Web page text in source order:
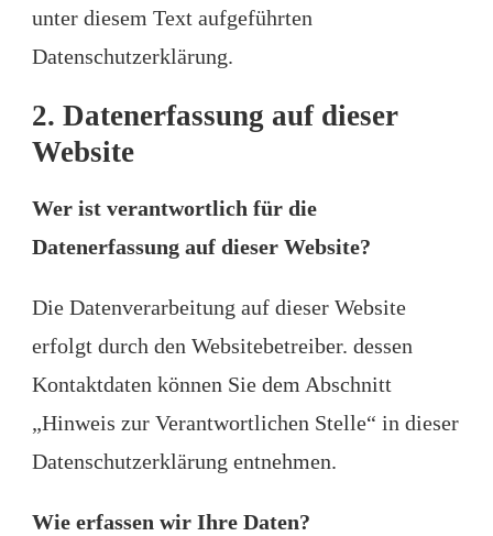
unter diesem Text aufgeführten
Datenschutzerklärung.
2. Datenerfassung auf dieser
Website
Wer ist verantwortlich für die
Datenerfassung auf dieser Website?
Die Datenverarbeitung auf dieser Website
erfolgt durch den Websitebetreiber. dessen
Kontaktdaten können Sie dem Abschnitt
„Hinweis zur Verantwortlichen Stelle“ in dieser
Datenschutzerklärung entnehmen.
Wie erfassen wir Ihre Daten?